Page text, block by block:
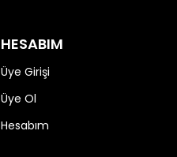
HESABIM
Üye Girişi
Üye Ol
Hesabım